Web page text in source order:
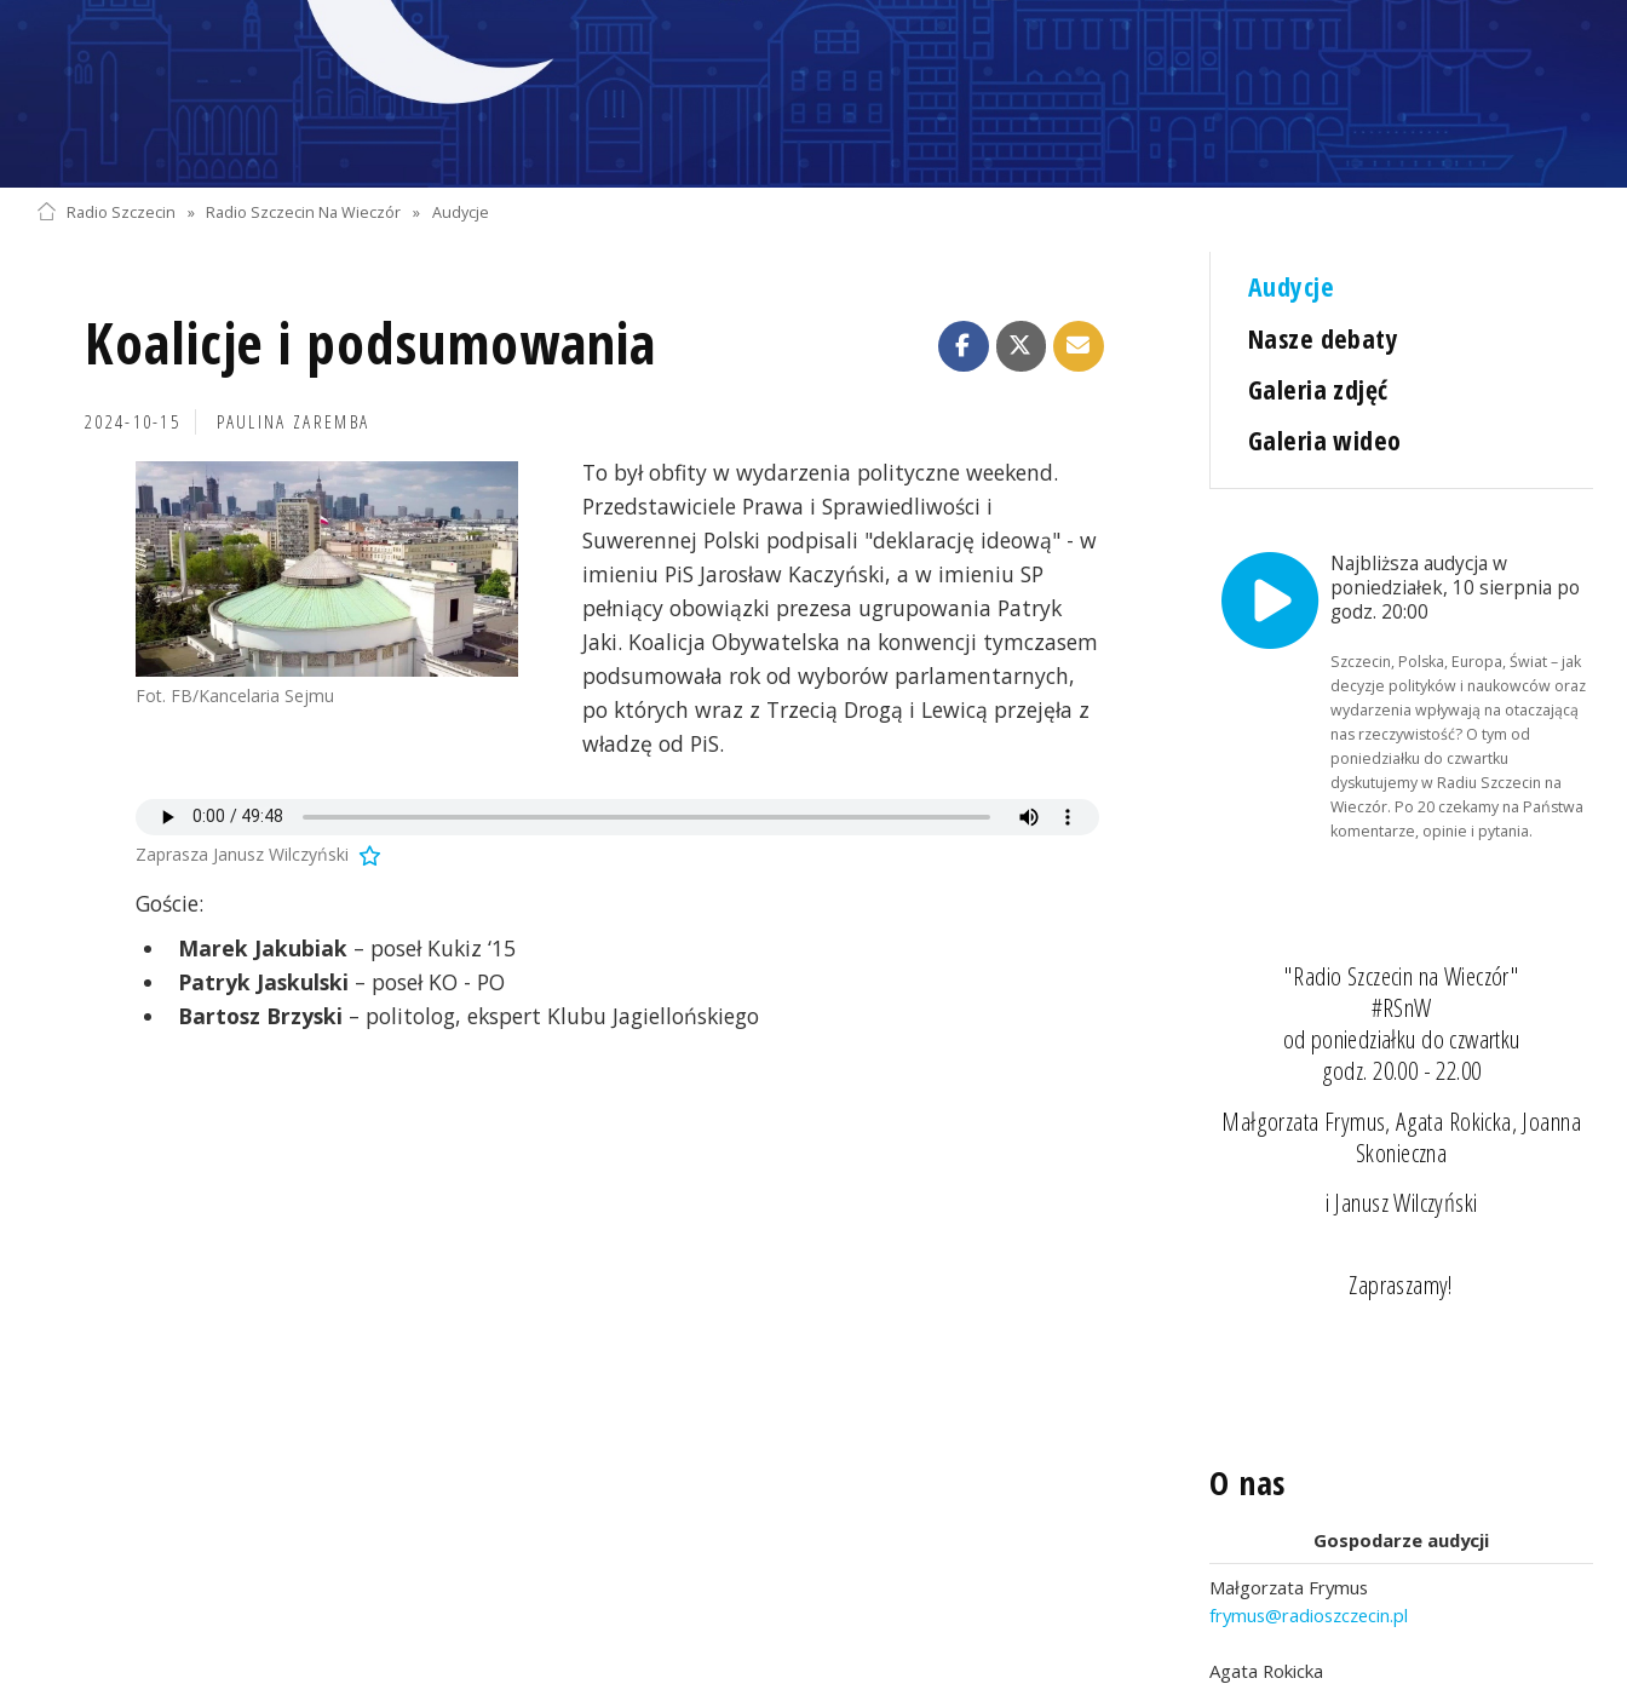
Radio Szczecin » Radio Szczecin Na Wieczór » Audycje
Koalicje i podsumowania
2024-10-15 PAULINA ZAREMBA
Fot. FB/Kancelaria Sejmu
To był obfity w wydarzenia polityczne weekend.
Przedstawiciele Prawa i Sprawiedliwości i
Suwerennej Polski podpisali "deklarację ideową" - w
imieniu PiS Jarosław Kaczyński, a w imieniu SP
pełniący obowiązki prezesa ugrupowania Patryk
Jaki. Koalicja Obywatelska na konwencji tymczasem
podsumowała rok od wyborów parlamentarnych,
po których wraz z Trzecią Drogą i Lewicą przejęła z
władzę od PiS.
Zaprasza Janusz Wilczyński
Goście:
Marek Jakubiak – poseł Kukiz ‘15
Patryk Jaskulski – poseł KO - PO
Bartosz Brzyski – politolog, ekspert Klubu Jagiellońskiego
Audycje
Nasze debaty
Galeria zdjęć
Galeria wideo
Najbliższa audycja w
poniedziałek, 10 sierpnia po
godz. 20:00
Szczecin, Polska, Europa, Świat – jak
decyzje polityków i naukowców oraz
wydarzenia wpływają na otaczającą
nas rzeczywistość? O tym od
poniedziałku do czwartku
dyskutujemy w Radiu Szczecin na
Wieczór. Po 20 czekamy na Państwa
komentarze, opinie i pytania.
"Radio Szczecin na Wieczór"
#RSnW
od poniedziałku do czwartku
godz. 20.00 - 22.00
Małgorzata Frymus, Agata Rokicka, Joanna
Skonieczna
i Janusz Wilczyński
Zapraszamy!
O nas
Gospodarze audycji
Małgorzata Frymus
frymus@radioszczecin.pl
Agata Rokicka